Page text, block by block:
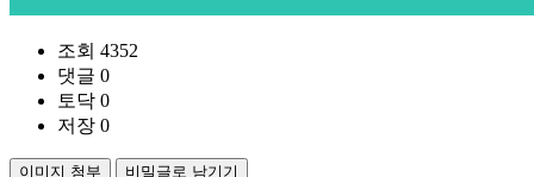
조회 4352
댓글 0
토닥 0
저장 0
이미지 첨부 비밀글로 남기기